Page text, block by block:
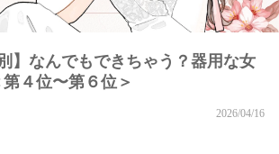
】なんでもできちゃう？器用な女
４位〜第６位＞
2026/04/16